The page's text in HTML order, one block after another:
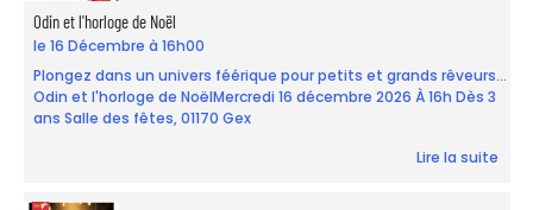
Odin et l'horloge de Noël
le 16 Décembre à 16h00
Plongez dans un univers féérique pour petits et grands rêveurs...
Odin et l'horloge de NoëlMercredi 16 décembre 2026 À 16h Dès 3
ans Salle des fêtes, 01170 Gex
Lire la suite